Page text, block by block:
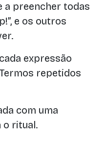
preencher todas
e os outros
expressão
repetidos
com uma
o ritual.